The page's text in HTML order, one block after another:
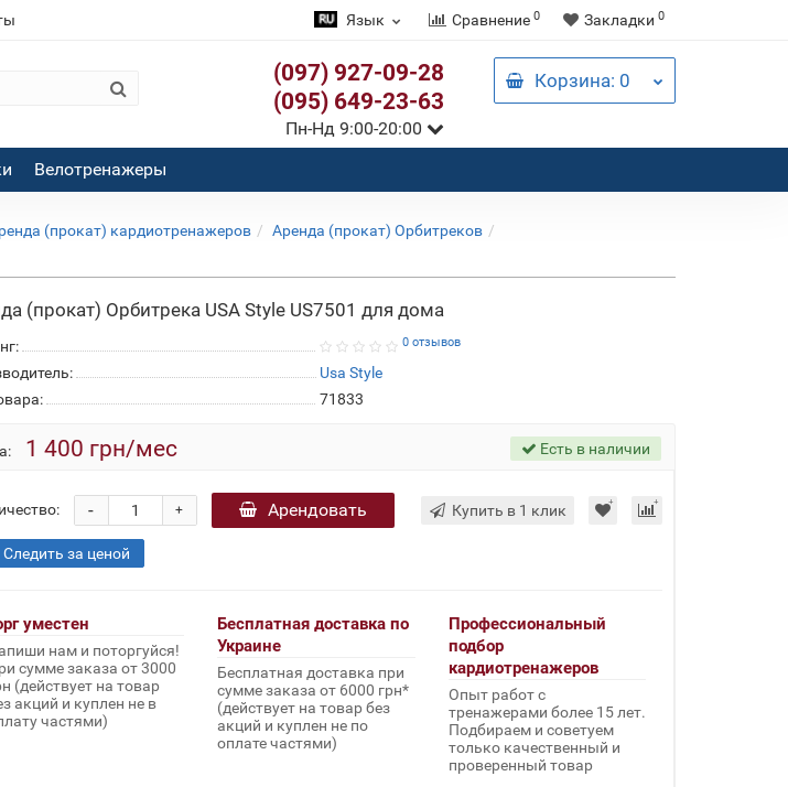
Язык Сравнение 0 Закладки 0
(097) 927-09-28
(095) 649-23-63
Пн-Нд 9:00-20:00
Корзина: 0
Велотренажеры
(прокат) кардиотренажеров
Аренда (прокат) Орбитреков
(прокат) Орбитрека USA Style US7501 для дома
0 отзывов
Usa Style
71833
1 400 грн/мес Есть в наличии
+
- Арендовать
Следить за ценой
Купить в 1 клик
уместен
нам и поторгуйся!
сумме заказа от 3000
(действует на товар
акций и куплен не в
частями)
Бесплатная доставка по
Украине
Бесплатная доставка при
сумме заказа от 6000 грн*
(действует на товар без
акций и куплен не по
оплате частями)
Профессиональный
подбор
кардиотренажеров
Опыт работ с
тренажерами более 15 лет.
Подбираем и советуем
только качественный и
проверенный товар